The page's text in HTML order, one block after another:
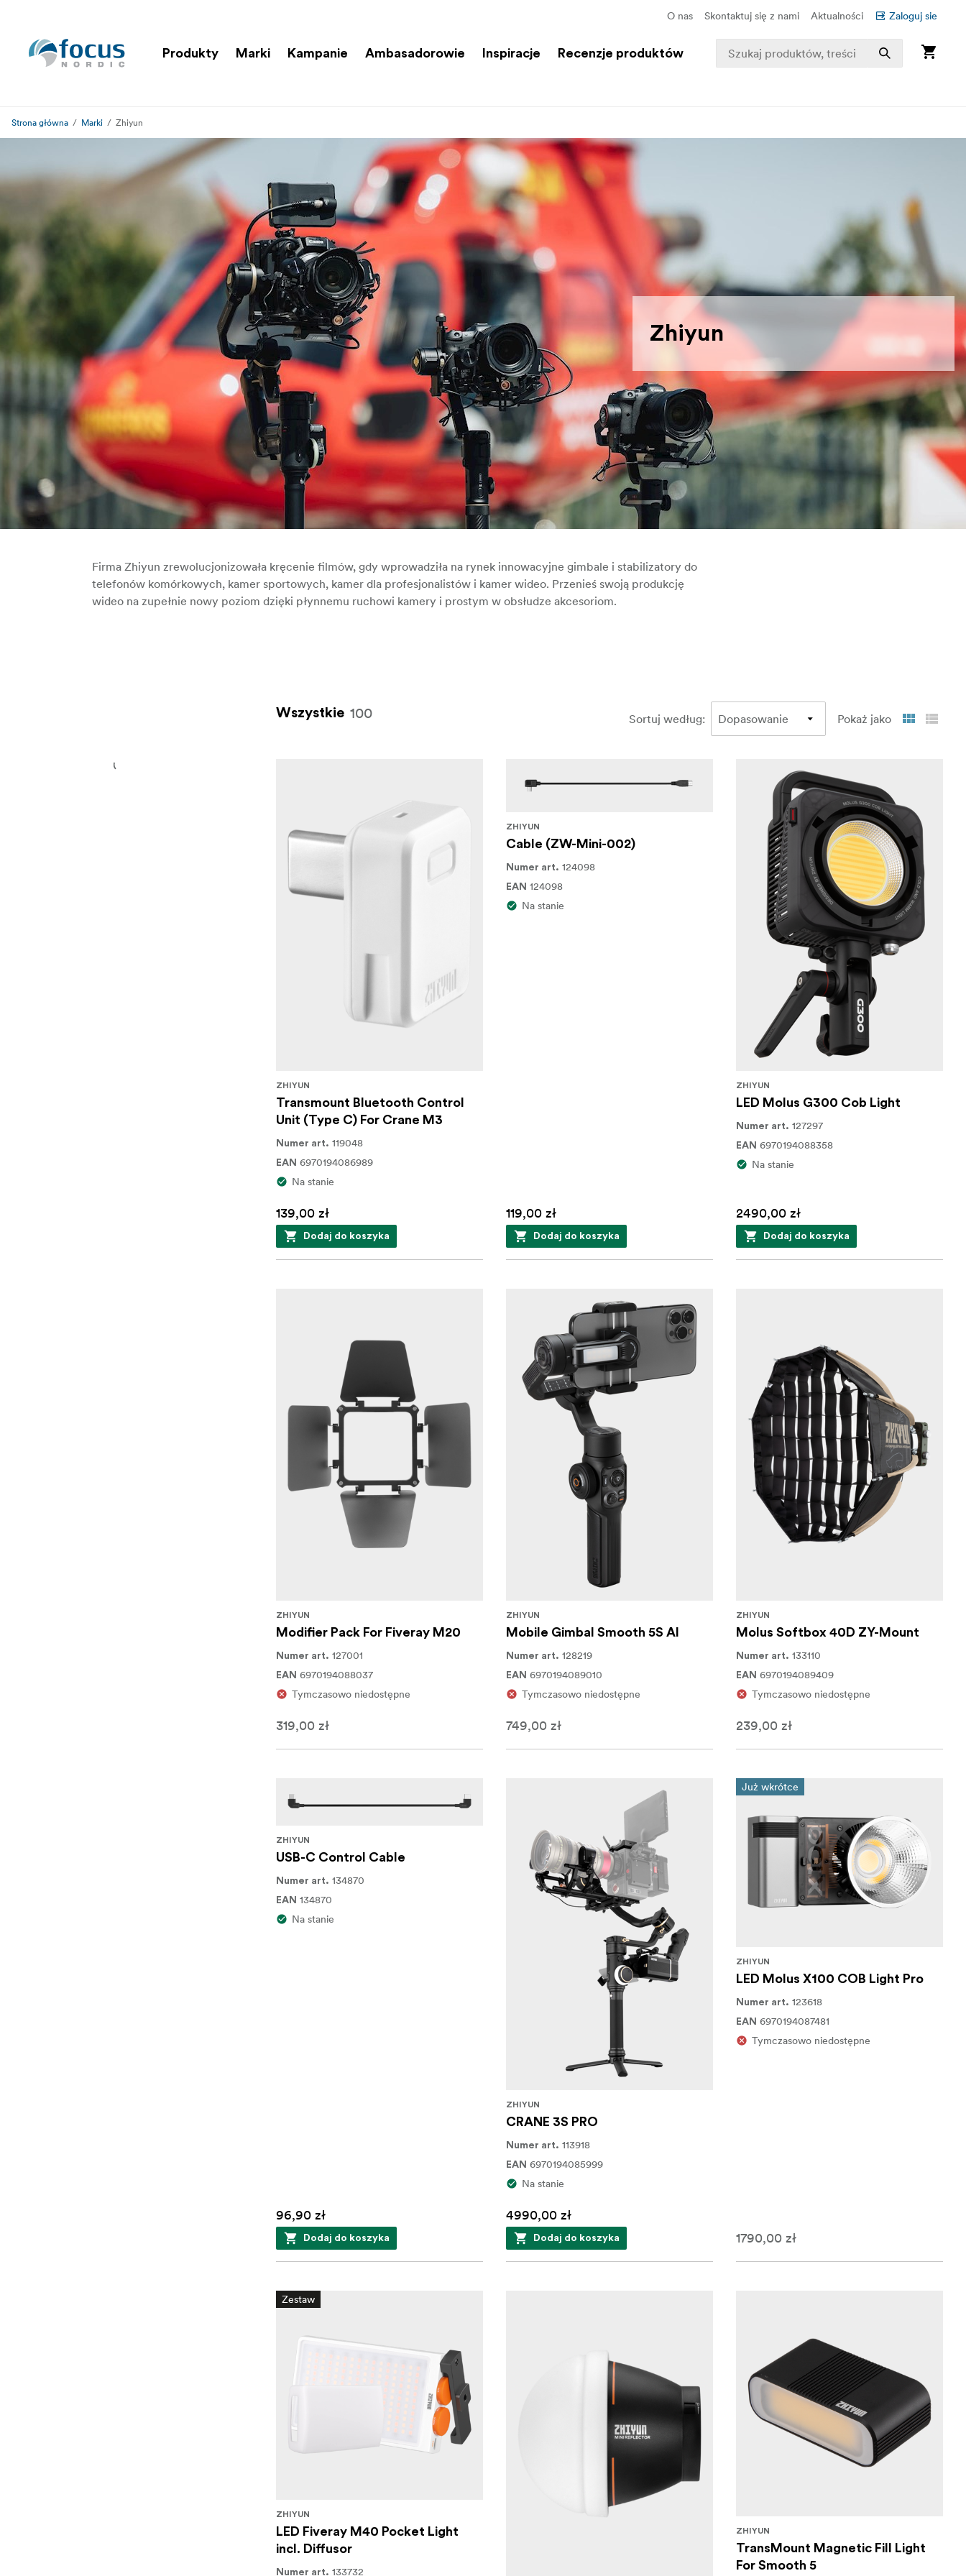
O nas Skontaktuj się z nami Aktualności Zaloguj sie
Produkty Marki Kampanie Ambasadorowie Inspiracje Recenzje produktów
Strona główna Marki Zhiyun
Zhiyun
Firma Zhiyun zrewolucjonizowała kręcenie filmów, gdy wprowadziła na rynek innowacyjne gimbale i stabilizatory do
telefonów komórkowych, kamer sportowych, kamer dla profesjonalistów i kamer wideo. Przenieś swoją produkcję
wideo na zupełnie nowy poziom dzięki płynnemu ruchowi kamery i prostym w obsłudze akcesoriom.
Wszystkie 100 Sortuj według: Pokaż jako
ZHIYUN
Transmount Bluetooth Control
Unit (Type C) For Crane M3
Numer art. 119048
EAN 6970194086989
Na stanie
139,00 zł
Dodaj do koszyka
ZHIYUN
Cable (ZW-Mini-002)
Numer art. 124098
EAN 124098
Na stanie
119,00 zł
Dodaj do koszyka
ZHIYUN
LED Molus G300 Cob Light
Numer art. 127297
EAN 6970194088358
Na stanie
2490,00 zł
Dodaj do koszyka
ZHIYUN
Modifier Pack For Fiveray M20
Numer art. 127001
EAN 6970194088037
Tymczasowo niedostępne
319,00 zł
ZHIYUN
Mobile Gimbal Smooth 5S AI
Numer art. 128219
EAN 6970194089010
Tymczasowo niedostępne
749,00 zł
ZHIYUN
Molus Softbox 40D ZY-Mount
Numer art. 133110
EAN 6970194089409
Tymczasowo niedostępne
239,00 zł
ZHIYUN
USB-C Control Cable
Numer art. 134870
EAN 134870
Na stanie
96,90 zł
Dodaj do koszyka
ZHIYUN
CRANE 3S PRO
Numer art. 113918
EAN 6970194085999
Na stanie
4990,00 zł
Dodaj do koszyka
Już wkrótce
ZHIYUN
LED Molus X100 COB Light Pro
Numer art. 123618
EAN 6970194087481
Tymczasowo niedostępne
1790,00 zł
Zestaw
ZHIYUN
LED Fiveray M40 Pocket Light
incl. Diffusor
Numer art. 133732
ZHIYUN
TransMount Magnetic Fill Light
For Smooth 5